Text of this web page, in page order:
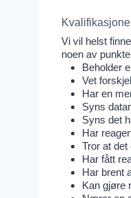
Vi vil helst
noen av
Beholder
Vet
Har en
Syns
Syns det
Har
Tror at det
Har fått
Har brent
Kan gjøre